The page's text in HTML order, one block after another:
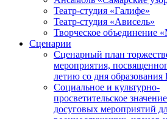
Театр-студия «Галифе»
Театр-студия «Ависель»
Творческое объединение
Сценарии
Сценарный план
мероприятия,
летию со дня
Социальное и культурно-
просветительское значение
досуговых мероприятий